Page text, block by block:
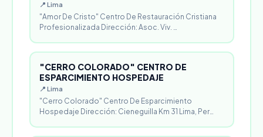
📍 Lima
"Amor De Cristo" Centro De Restauración Cristiana
Profesionalizada Dirección: Asoc. Viv. …
"CERRO COLORADO" CENTRO DE
ESPARCIMIENTO HOSPEDAJE
📍 Lima
"Cerro Colorado" Centro De Esparcimiento
Hospedaje Dirección: Cieneguilla Km 31 Lima, Per…